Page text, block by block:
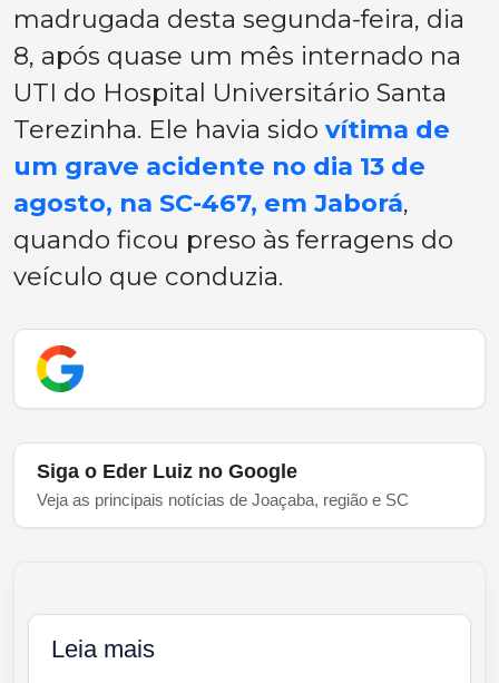
madrugada desta segunda-feira, dia
8, após quase um mês internado na
UTI do Hospital Universitário Santa
Terezinha. Ele havia sido vítima de
um grave acidente no dia 13 de
agosto, na SC-467, em Jaborá,
quando ficou preso às ferragens do
veículo que conduzia.
Siga o Eder Luiz no Google
Veja as principais notícias de Joaçaba, região e SC
Leia mais